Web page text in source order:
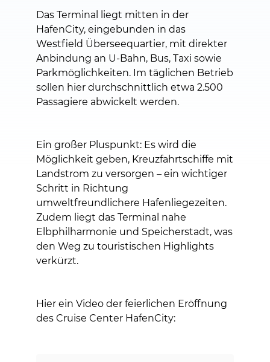
Das Terminal liegt mitten in der
HafenCity, eingebunden in das
Westfield Überseequartier, mit direkter
Anbindung an U-Bahn, Bus, Taxi sowie
Parkmöglichkeiten. Im täglichen Betrieb
sollen hier durchschnittlich etwa 2.500
Passagiere abwickelt werden.
Ein großer Pluspunkt: Es wird die
Möglichkeit geben, Kreuzfahrtschiffe mit
Landstrom zu versorgen – ein wichtiger
Schritt in Richtung
umweltfreundlichere Hafenliegezeiten.
Zudem liegt das Terminal nahe
Elbphilharmonie und Speicherstadt, was
den Weg zu touristischen Highlights
verkürzt.
Hier ein Video der feierlichen Eröffnung
des Cruise Center HafenCity: